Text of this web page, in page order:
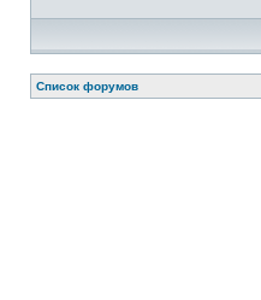
Список форумов